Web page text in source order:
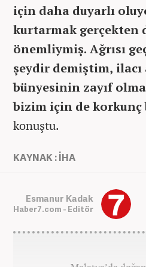
için daha duyarlı
kurtarmak gerçekten
önemliymiş. Ağrısı
şeydir demiştim, ilacı
bünyesinin zayıf
bizim için de korkunç
konuştu.
KAYNAK : İHA
Esmanur Kadak
Haber7.com - Editör